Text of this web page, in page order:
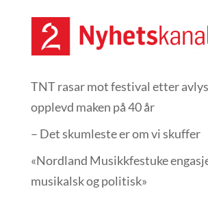
TNT rasar mot festival etter
opplevd maken på 40 år
– Det skumleste er om vi skuffer
«Nordland Musikkfest­uke
musikalsk og politisk»